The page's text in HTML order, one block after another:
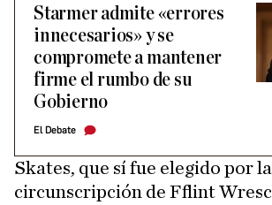
Starmer admite «errores
innecesarios» y se
compromete a mantener
firme el rumbo de su
Gobierno
El Debate
Skates, que sí fue elegido por la
circunscripción de Fflint